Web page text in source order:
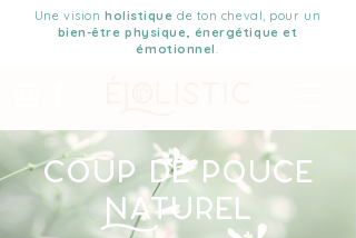
Une vision holistique de ton cheval, pour un
bien-être physique, énergétique et
émotionnel.
Coup de pouce
aturel